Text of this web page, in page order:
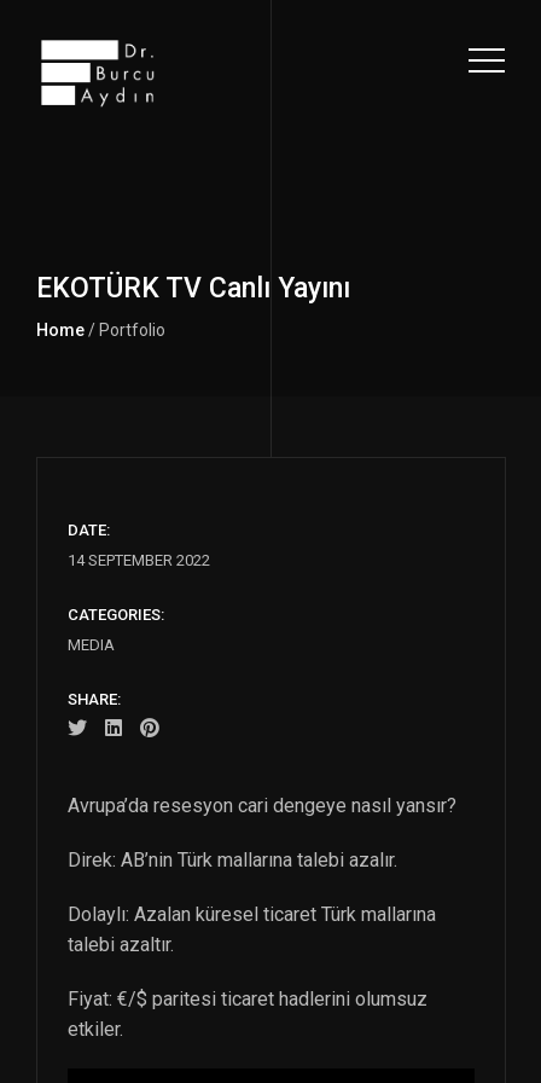
EKOTÜRK TV Canlı Yayını
Home/ Portfolio
DATE:
14 SEPTEMBER 2022
CATEGORIES:
MEDIA
SHARE:
Avrupa’da resesyon cari dengeye nasıl yansır?
Direk: AB’nin Türk mallarına talebi azalır.
Dolaylı: Azalan küresel ticaret Türk mallarına
talebi azaltır.
Fiyat: €/$ paritesi ticaret hadlerini olumsuz
etkiler.